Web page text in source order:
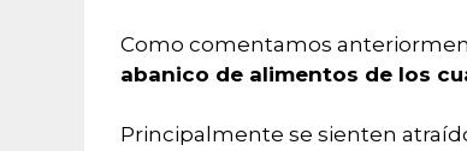
Como comentamos
abanico de alimentos de los
Principalmente se sienten